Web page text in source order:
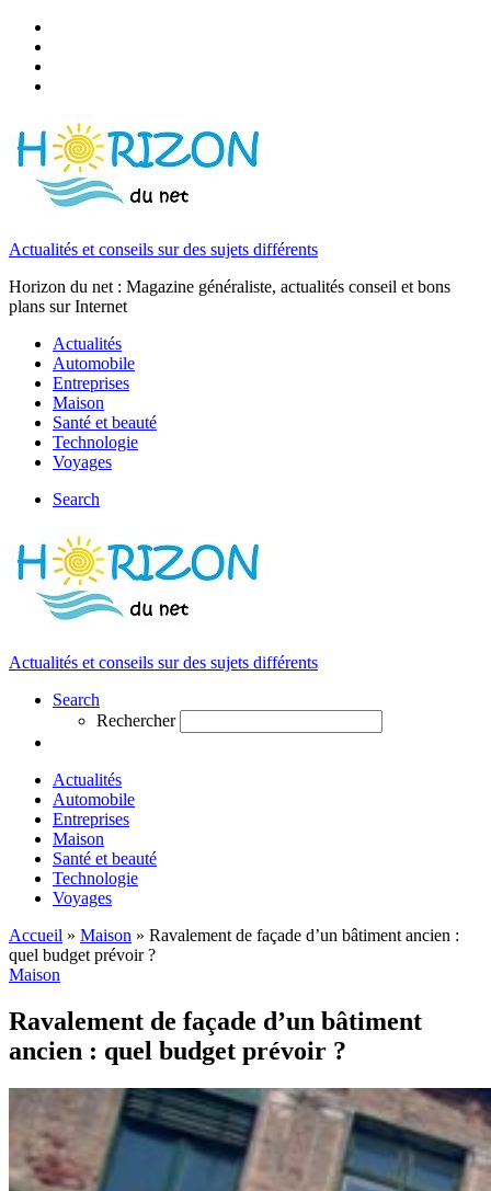
Actualités et conseils sur des sujets différents
Horizon du net : Magazine généraliste, actualités conseil et bons
plans sur Internet
Actualités
Automobile
Entreprises
Maison
Santé et beauté
Technologie
Voyages
Search
Actualités et conseils sur des sujets différents
Search
Rechercher
Actualités
Automobile
Entreprises
Maison
Santé et beauté
Technologie
Voyages
Accueil » Maison » Ravalement de façade d’un bâtiment ancien :
quel budget prévoir ?
Maison
Ravalement de façade d’un bâtiment
ancien : quel budget prévoir ?